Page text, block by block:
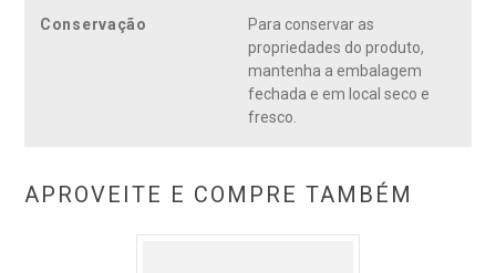
Conservação
Para conservar as
propriedades do produto,
mantenha a embalagem
fechada e em local seco e
fresco.
APROVEITE E COMPRE TAMBÉM